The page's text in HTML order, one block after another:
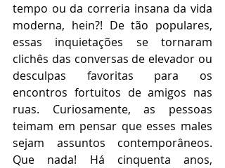
tempo ou da correria insana da vida
moderna, hein?! De tão populares,
essas inquietações se tornaram
clichês das conversas de elevador ou
desculpas favoritas para os
encontros fortuitos de amigos nas
ruas. Curiosamente, as pessoas
teimam em pensar que esses males
sejam assuntos contemporâneos.